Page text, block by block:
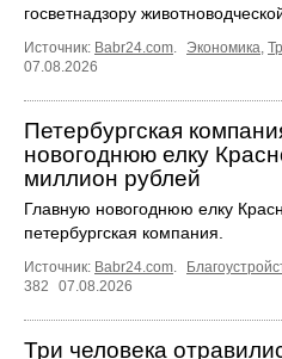
госветнадзору
Источник: Babr24.com. Экономика,
07.08.2026
Петербургская
новогоднюю елку
миллион рублей
Главную новогоднюю елку
петербургская компания.
Источник: Babr24.com.
382
07.08.2026
Три человека